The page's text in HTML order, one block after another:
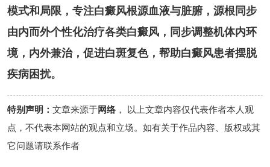
模式和局限，专注白癜风根源血液与脏腑，源根同步
由内而外个性化治疗各类白癜风，同步调整机体内环
境，内外兼治，促进白斑复色，帮助白癜风患者摆脱
疾病困扰。
特别声明： 文章来源于网络， 以上文章内容仅代表作者本人观
点，不代表本网站的观点和立场。如有关于作品内容、版权或其
它问题请联系作者